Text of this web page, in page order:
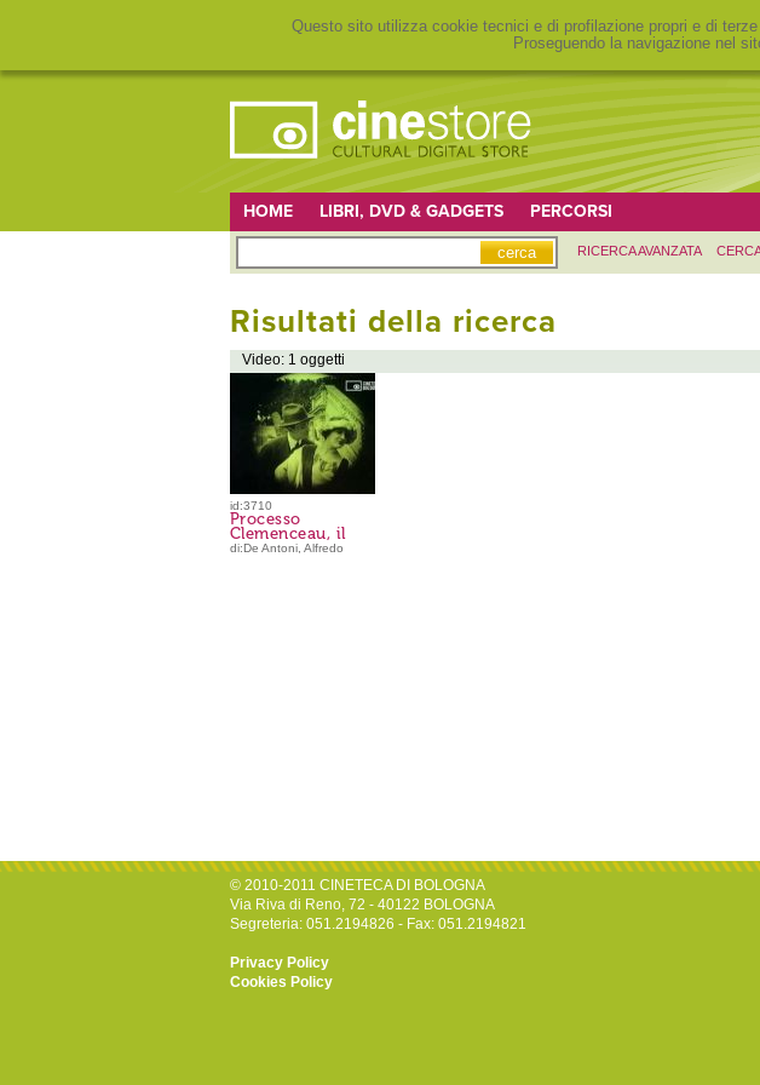
Questo sito utilizza cookie tecnici e di profilazione propri e di
Proseguendo la navigazione nel
HOME LIBRI, DVD & GADGETS PERCORSI
RICERCA AVANZATA
Risultati della ricerca
Video: 1 oggetti
id:3710
Processo
Clemenceau, il
di:De Antoni, Alfredo
© 2010-2011 CINETECA DI BOLOGNA
Via Riva di Reno, 72 - 40122 BOLOGNA
Segreteria: 051.2194826 - Fax: 051.2194821
Privacy Policy
Cookies Policy